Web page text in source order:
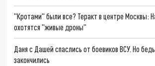
"Кротами" были все? Теракт в центре Москвы:
охотятся "живые дроны"
Даня с Дашей спаслись от боевиков ВСУ. Но
закончились